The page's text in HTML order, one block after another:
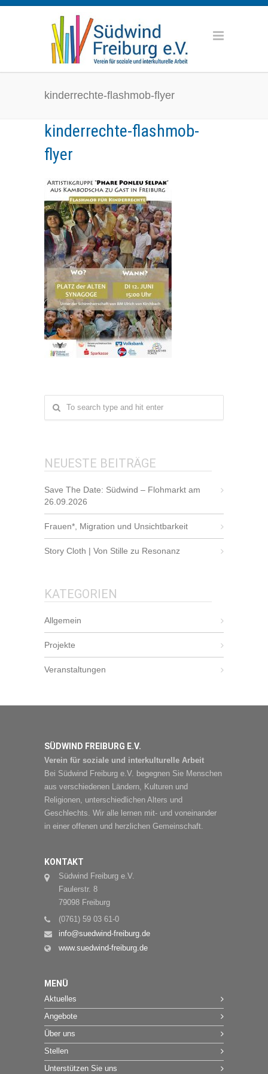
kinderrechte-flashmob-flyer
kinderrechte-flashmob-
flyer
NEUESTE BEITRÄGE
Save The Date: Südwind – Flohmarkt am
26.09.2026
Frauen*, Migration und Unsichtbarkeit
Story Cloth | Von Stille zu Resonanz
KATEGORIEN
Allgemein
Projekte
Veranstaltungen
SÜDWIND FREIBURG E.V.
Verein für soziale und interkulturelle Arbeit
Bei Südwind Freiburg e.V. begegnen Sie Menschen
aus verschiedenen Ländern, Kulturen und
Religionen, unterschiedlichen Alters und
Geschlechts. Wir alle lernen mit- und voneinander
in einer offenen und herzlichen Gemeinschaft.
KONTAKT
Südwind Freiburg e.V.
Faulerstr. 8
79098 Freiburg
(0761) 59 03 61-0
info@suedwind-freiburg.de
www.suedwind-freiburg.de
MENÜ
Aktuelles
Angebote
Über uns
Stellen
Unterstützen Sie uns